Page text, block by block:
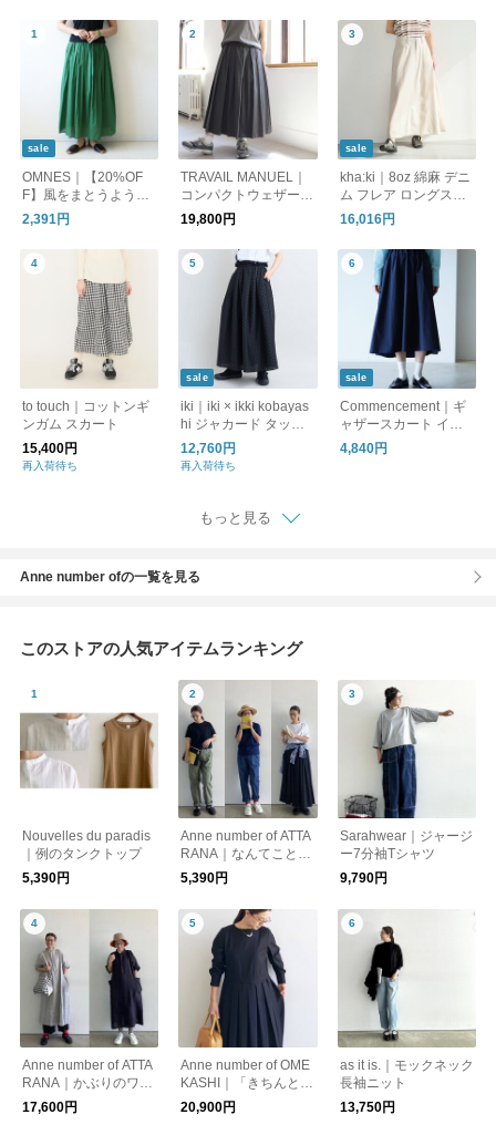
sale
OMNES｜【20%OF
F】風をまとうように
軽やかに。一枚で決ま
る主役ロングスカート
2,391円
TRAVAIL MANUEL｜
コンパクトウェザー・
タックフレアースカー
19,800円
sale
kha:ki｜8oz 綿麻 デニ
ム フレア ロングスカ
ート FLARED LONG
SKIRT mil26ssk3104
16,016円
to touch｜コットンギ
ンガム スカート
15,400円
再入荷待ち
sale
iki｜iki × ikki kobayas
hi ジャカード タック
ギャザー スカート 3
101SK007261
12,760円
再入荷待ち
sale
Commencement｜ギ
ャザースカート イー
ジースカート ボトム
ス Gather Skirt C-218
4,840円
もっと見る
Anne number ofの一覧を見る
このストアの人気アイテムランキング
Nouvelles du paradis
｜例のタンクトップ
5,390円
Anne number of ATTA
RANA｜なんてことな
いTシャツ
5,390円
Sarahwear｜ジャージ
ー7分袖Tシャツ
9,790円
Anne number of ATTA
RANA｜かぶりのワン
ピース
17,600円
Anne number of OME
KASHI｜「きちんと見
えのワンピース」
20,900円
as it is.｜モックネック
長袖ニット
13,750円